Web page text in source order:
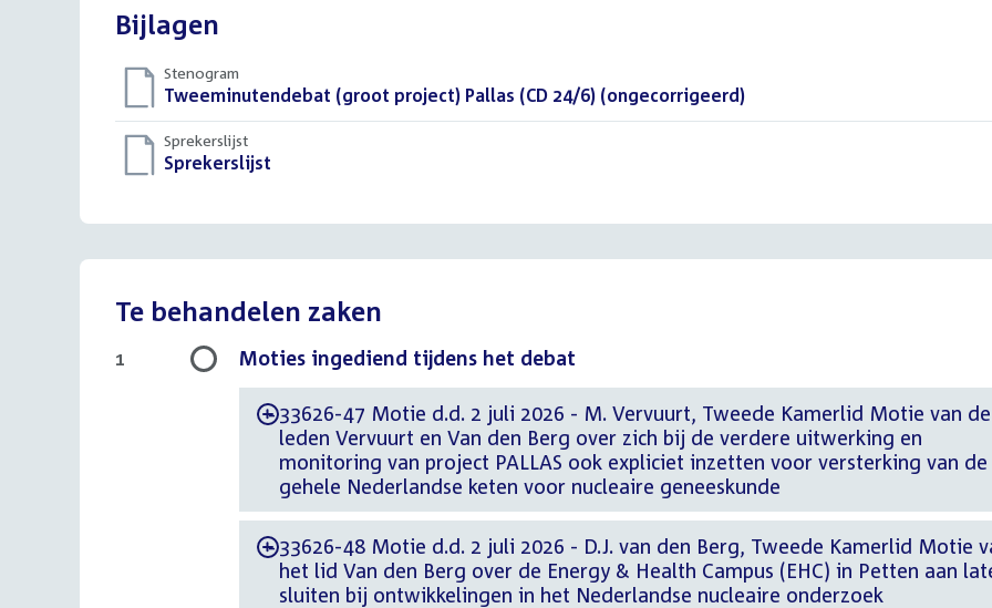
Bijlagen
Stenogram
Download
bestand:
Tweeminutendebat (groot project) Pallas (CD 24/6) (ongecorrigeerd)
Sprekerslijst
Download
Sprekerslijst
Te behandelen zaken
Moties ingediend tijdens het debat
-33626-47 Motie d.d. 2 juli 2026 - M. Vervuurt, Tweede Kamerlid Motie van de
leden Vervuurt en Van den Berg over zich bij de verdere uitwerking en
monitoring van project PALLAS ook expliciet inzetten voor versterking van de
gehele Nederlandse keten voor nucleaire geneeskunde
-33626-48 Motie d.d. 2 juli 2026 - D.J. van den Berg, Tweede Kamerlid Motie
het lid Van den Berg over de Energy & Health Campus (EHC) in Petten aan
sluiten bij ontwikkelingen in het Nederlandse nucleaire onderzoek
1